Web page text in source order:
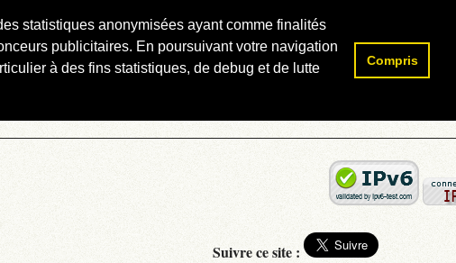
statistiques anonymisées ayant comme finalités
publicitaires. En poursuivant votre navigation
à des fins statistiques, de debug et de lutte
Compris
Rechercher :
Suivre ce site :